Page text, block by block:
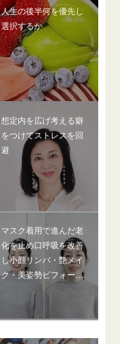
人生の後半何を優先し
選択するか
想定内を広げ考える癖
をつけてストレスを回
避
マスク着用で進んだ老
化を止め口呼吸を改善
し小顔リンパ・艶メイ
ク・美姿勢ビフォー…